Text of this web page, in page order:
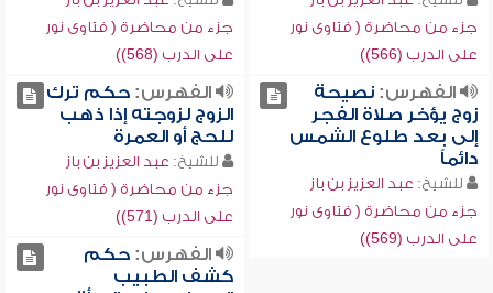
جزء من محاضرة ( فتاوى نور
على الدرب (566))
جزء من محاضرة ( فتاوى نور
على الدرب (568))
الفهرس:نصيحة
زوج يؤخر صلاة الفجر
إلى بعد طلوع الشمس
دائماً
للشيخ: عبد العزيز بن باز
جزء من محاضرة ( فتاوى نور
على الدرب (569))
الفهرس:حكم ترك
الزوج لزوجته إذا ذهب
للحج أو العمرة
للشيخ: عبد العزيز بن باز
جزء من محاضرة ( فتاوى نور
على الدرب (571))
الفهرس:حكم
كشف الطبيب